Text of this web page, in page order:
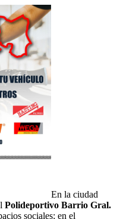
En la ciudad
Polideportivo Barrio Gral.
sociales; en el